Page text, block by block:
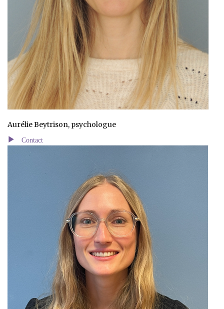
Aurélie Beytrison, psychologue
Contact